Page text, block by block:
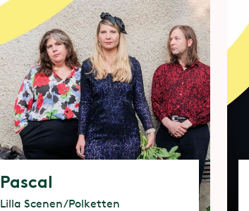
Pascal
Lilla Scenen/Polketten